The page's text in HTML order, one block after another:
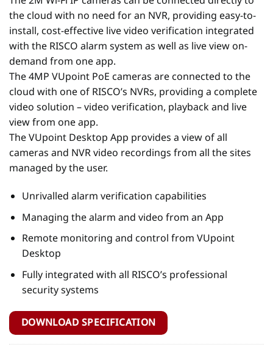
the cloud with no need for an NVR, providing easy-to-
install, cost-effective live video verification integrated
with the RISCO alarm system as well as live view on-
demand from one app.
The 4MP VUpoint PoE cameras are connected to the
cloud with one of RISCO’s NVRs, providing a complete
video solution – video verification, playback and live
view from one app.
The VUpoint Desktop App provides a view of all
cameras and NVR video recordings from all the sites
managed by the user.
Unrivalled alarm verification capabilities
Managing the alarm and video from an App
Remote monitoring and control from VUpoint
Desktop
Fully integrated with all RISCO’s professional
security systems
DOWNLOAD SPECIFICATION